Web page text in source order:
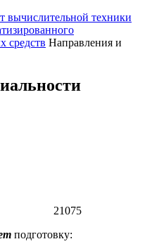
вычислительной техники
средств Направления и
21075
подготовку: